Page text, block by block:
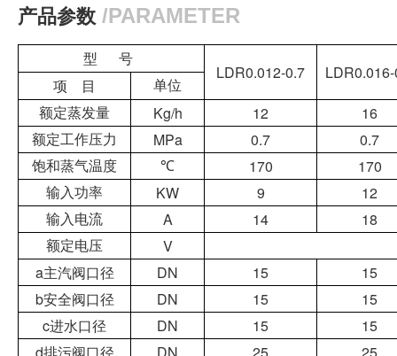
产品参数 /PARAMETER
型 号
LDR0.012-0.7
项 目
单位
额定蒸发量
Kg/h 12 16
额定工作压力 MPa 0.7 0.7
饱和蒸气温度 ℃ 170 170
输入功率 KW 9 12
输入电流 A 14 18
额定电压
V
a主汽阀口径 DN 15
15
b安全阀口径 DN 15
15
c进水口径 DN 15
15